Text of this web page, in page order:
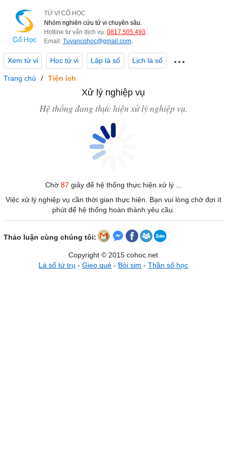
TỬ VI CỔ HỌC
Nhóm nghiên cứu tử vi chuyên sâu.
Hotline tư vấn dịch vụ: 0817.505.493.
Email: Tuvancohoc@gmail.com.
Xem tử vi Học tử vi Lập lá số Lịch lá số
Trang chủ Tiện ích
Xử lý nghiệp vụ
Hệ thống đang thực hiện xử lý nghiệp vụ.
Chờ 87 giây để hệ thống thực hiện xử lý ...
Việc xử lý nghiệp vụ cần thời gian thực hiện. Bạn vui lòng chờ đợi ít
phút để hệ thống hoàn thành yêu cầu.
Thảo luận cùng chúng tôi:
Copyright © 2015 cohoc.net
Lá số tứ trụ -Gieo quẻ - Bói sim -Thần số học